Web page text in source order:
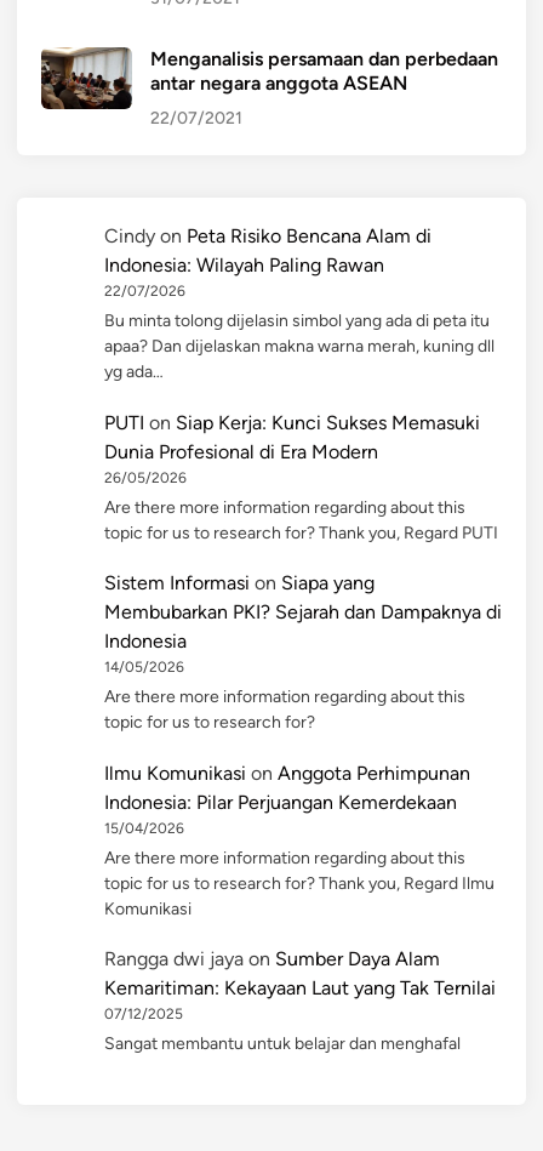
Menganalisis persamaan dan perbedaan
antar negara anggota ASEAN
22/07/2021
Cindy on Peta Risiko Bencana Alam di
Indonesia: Wilayah Paling Rawan
22/07/2026
Bu minta tolong dijelasin simbol yang ada di peta itu
apaa? Dan dijelaskan makna warna merah, kuning dll
yg ada…
PUTI on Siap Kerja: Kunci Sukses Memasuki
Dunia Profesional di Era Modern
26/05/2026
Are there more information regarding about this
topic for us to research for? Thank you, Regard PUTI
Sistem Informasi on Siapa yang
Membubarkan PKI? Sejarah dan Dampaknya di
Indonesia
14/05/2026
Are there more information regarding about this
topic for us to research for?
Ilmu Komunikasi on Anggota Perhimpunan
Indonesia: Pilar Perjuangan Kemerdekaan
15/04/2026
Are there more information regarding about this
topic for us to research for? Thank you, Regard Ilmu
Komunikasi
Rangga dwi jaya on Sumber Daya Alam
Kemaritiman: Kekayaan Laut yang Tak Ternilai
07/12/2025
Sangat membantu untuk belajar dan menghafal